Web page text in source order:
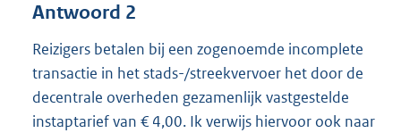
Antwoord 2
Reizigers betalen bij een zogenoemde incomplete
transactie in het stads-/streekvervoer het door de
decentrale overheden gezamenlijk vastgestelde
instaptarief van € 4,00. Ik verwijs hiervoor ook naar